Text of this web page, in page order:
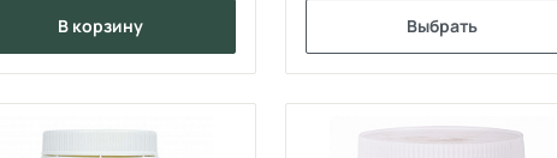
в корзину Выбрать